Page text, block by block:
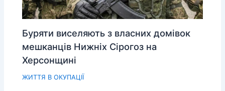
Буряти виселяють з власних домівок
мешканців Нижніх Сірогоз на
Херсонщині
ЖИТТЯ В ОКУПАЦІЇ